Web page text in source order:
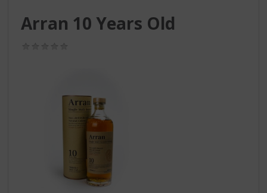
Arran 10 Years Old